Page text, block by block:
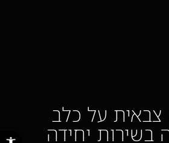
פתח סרגל
צבאית על כלב
בשירות יחידה